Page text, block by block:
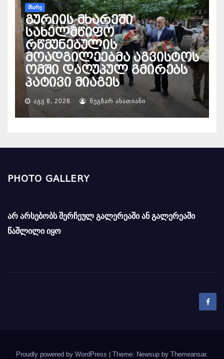
ᲛᲮᲐᲠᲔ
გურიის მხარეში
სახელმწიფო
რწმუნებულის
მოადგილეებმა აგვისტოს
ომში დაღუპულ გმირებს
პატივი მიაგეს
ᲐᲒᲕ 8, 2026 ᲜᲣᲒᲖᲐᲠ ᲐᲡᲐᲗᲘᲐᲜᲘ
PHOTO GALLERY
არ არსებობს შერჩეულ გალერეაში ან გალერეაში
წაშლილი იყო
Proudly powered by WordPress Theme: Newsup by Themeansar.